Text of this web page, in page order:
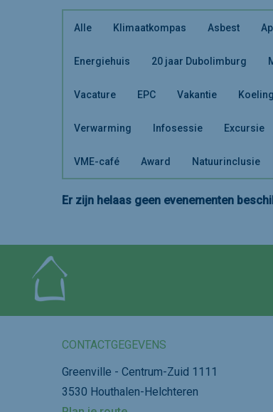
Alle Klimaatkompas Asbest
Energiehuis 20 jaar Dubolimburg
Vacature EPC Vakantie Koeling
Verwarming Infosessie Excursie
VME-café Award Natuurinclusie
Er zijn helaas geen evenementen
CONTACTGEGEVENS
Greenville - Centrum-Zuid 1111
3530 Houthalen-Helchteren